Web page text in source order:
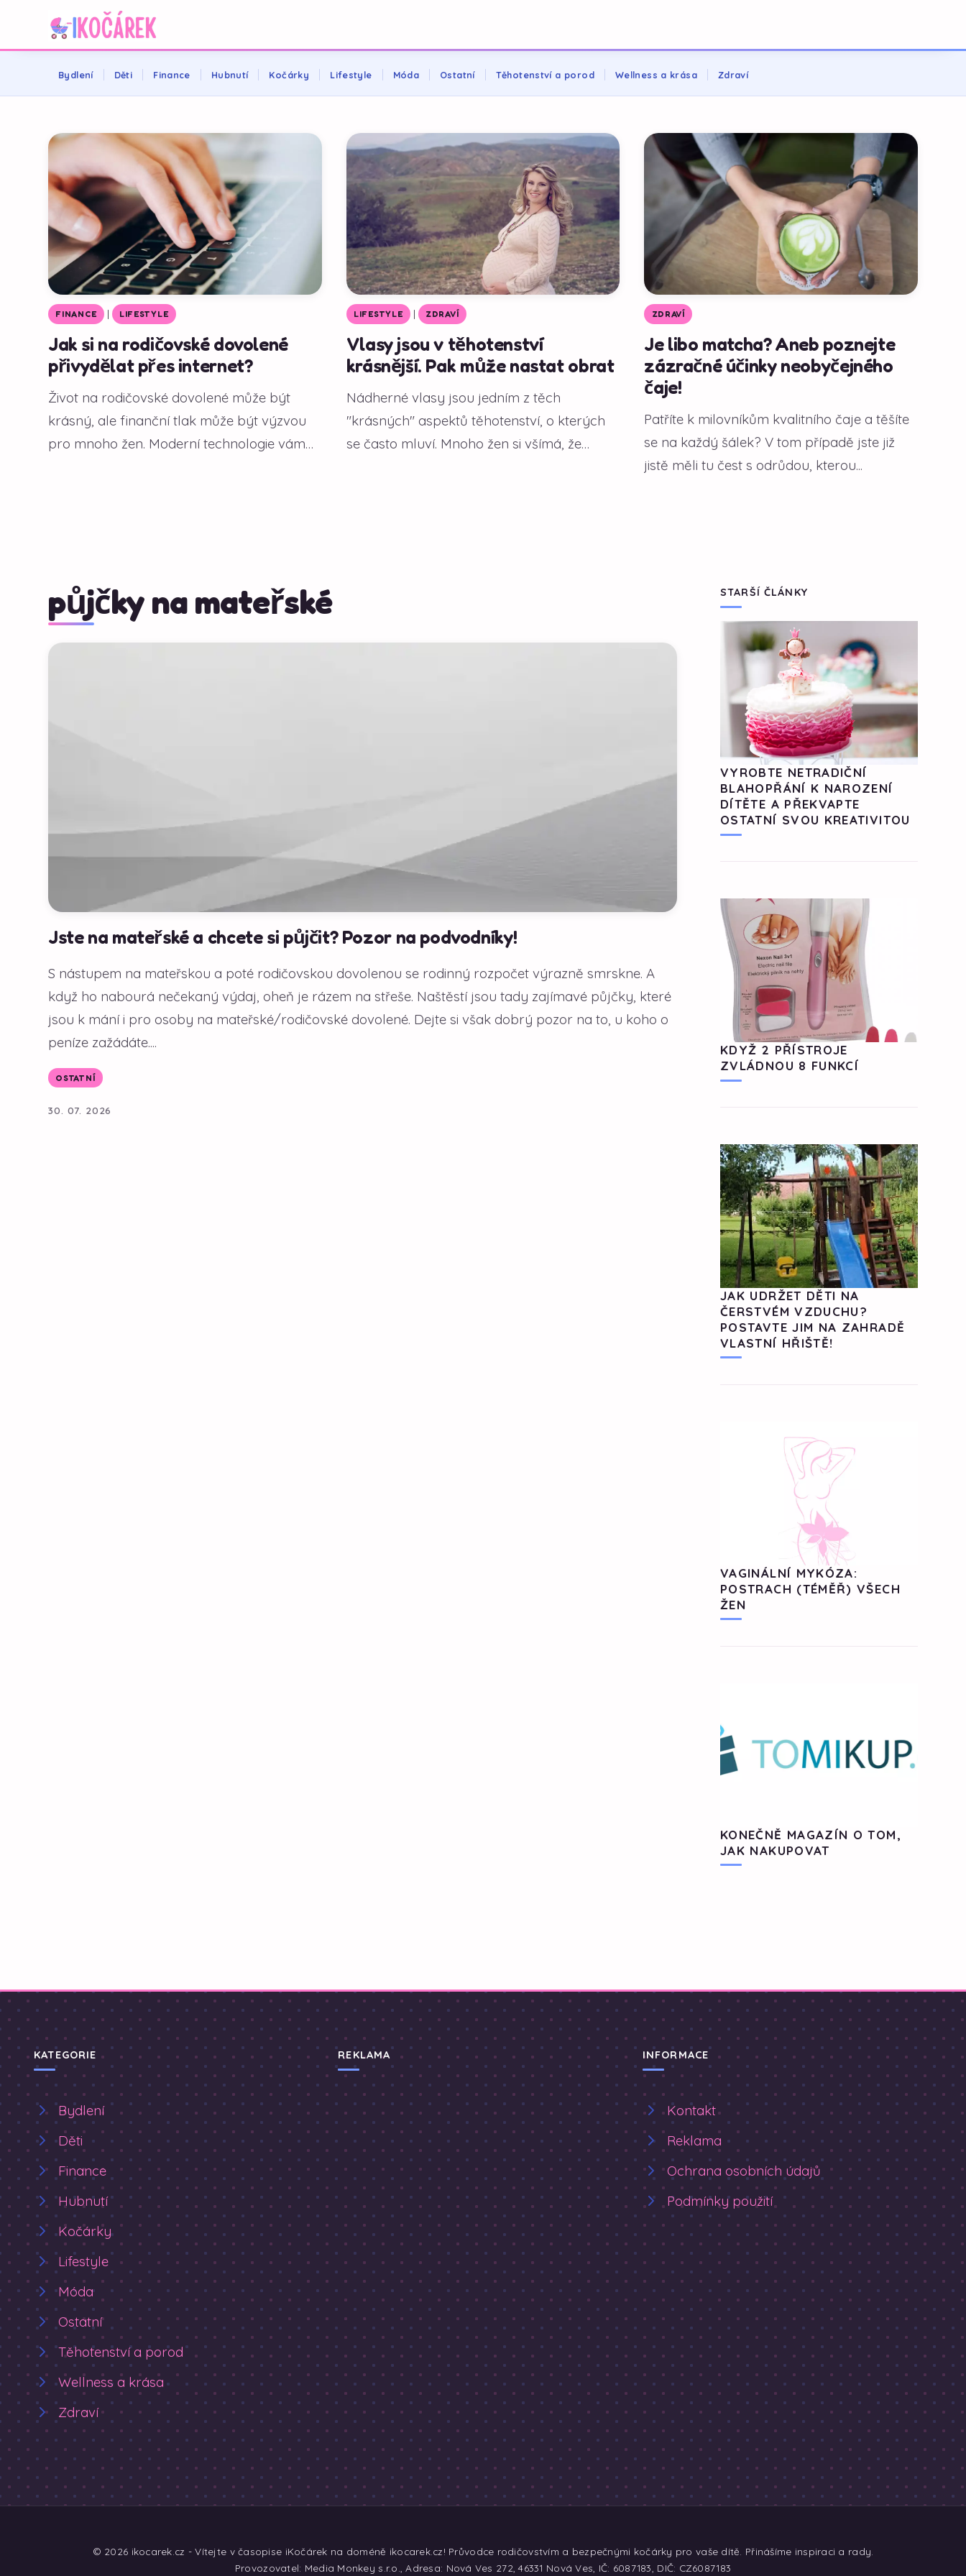
Bydlení Děti Finance Hubnutí Kočárky Lifestyle Móda Ostatní Těhotenství a porod Wellness a krása Zdraví
Jak si na rodičovské dovolené
přivydělat přes internet?
Život na rodičovské dovolené může být
krásný, ale finanční tlak může být výzvou
pro mnoho žen. Moderní technologie vám
FINANCE | LIFESTYLE
Vlasy jsou v těhotenství
krásnější. Pak může nastat obrat
Nádherné vlasy jsou jedním z těch
"krásných" aspektů těhotenství, o kterých
se často mluví. Mnoho žen si všímá, že
LIFESTYLE | ZDRAVÍ
Je libo matcha? Aneb poznejte
zázračné účinky neobyčejného
čaje!
Patříte k milovníkům kvalitního čaje a těšíte
se na každý šálek? V tom případě jste již
jistě měli tu čest s odrůdou, kterou...
ZDRAVÍ
půjčky na mateřské
Jste na mateřské a chcete si půjčit? Pozor na podvodníky!
S nástupem na mateřskou a poté rodičovskou dovolenou se rodinný rozpočet výrazně smrskne. A
když ho nabourá nečekaný výdaj, oheň je rázem na střeše. Naštěstí jsou tady zajímavé půjčky, které
jsou k mání i pro osoby na mateřské/rodičovské dovolené. Dejte si však dobrý pozor na to, u koho o
peníze zažádáte....
OSTATNÍ
30. 07. 2026
STARŠÍ ČLÁNKY
VYROBTE NETRADIČNÍ
BLAHOPŘÁNÍ K NAROZENÍ
DÍTĚTE A PŘEKVAPTE
OSTATNÍ SVOU KREATIVITOU
KDYŽ 2 PŘÍSTROJE
ZVLÁDNOU 8 FUNKCÍ
JAK UDRŽET DĚTI NA
ČERSTVÉM VZDUCHU?
POSTAVTE JIM NA ZAHRADĚ
VLASTNÍ HŘIŠTĚ!
VAGINÁLNÍ MYKÓZA:
POSTRACH (TÉMĚŘ) VŠECH
ŽEN
KONEČNĚ MAGAZÍN O TOM,
JAK NAKUPOVAT
KATEGORIE
Bydlení
Děti
Finance
Hubnutí
Kočárky
Lifestyle
Móda
Ostatní
Těhotenství a porod
Wellness a krása
Zdraví
REKLAMA INFORMACE
Kontakt
Reklama
Ochrana osobních údajů
Podmínky použití
© 2026 ikocarek.cz - Vítejte v časopise iKočárek na doméně ikocarek.cz! Průvodce rodičovstvím a bezpečnými kočárky pro vaše dítě. Přinášíme inspiraci a rady.
Provozovatel: Media Monkey s.r.o., Adresa: Nová Ves 272, 46331 Nová Ves, IČ: 6087183, DIČ: CZ6087183